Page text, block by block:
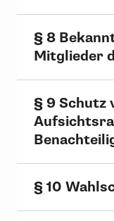
§ 8
Mitglieder
§ 9 Schutz
§ 10